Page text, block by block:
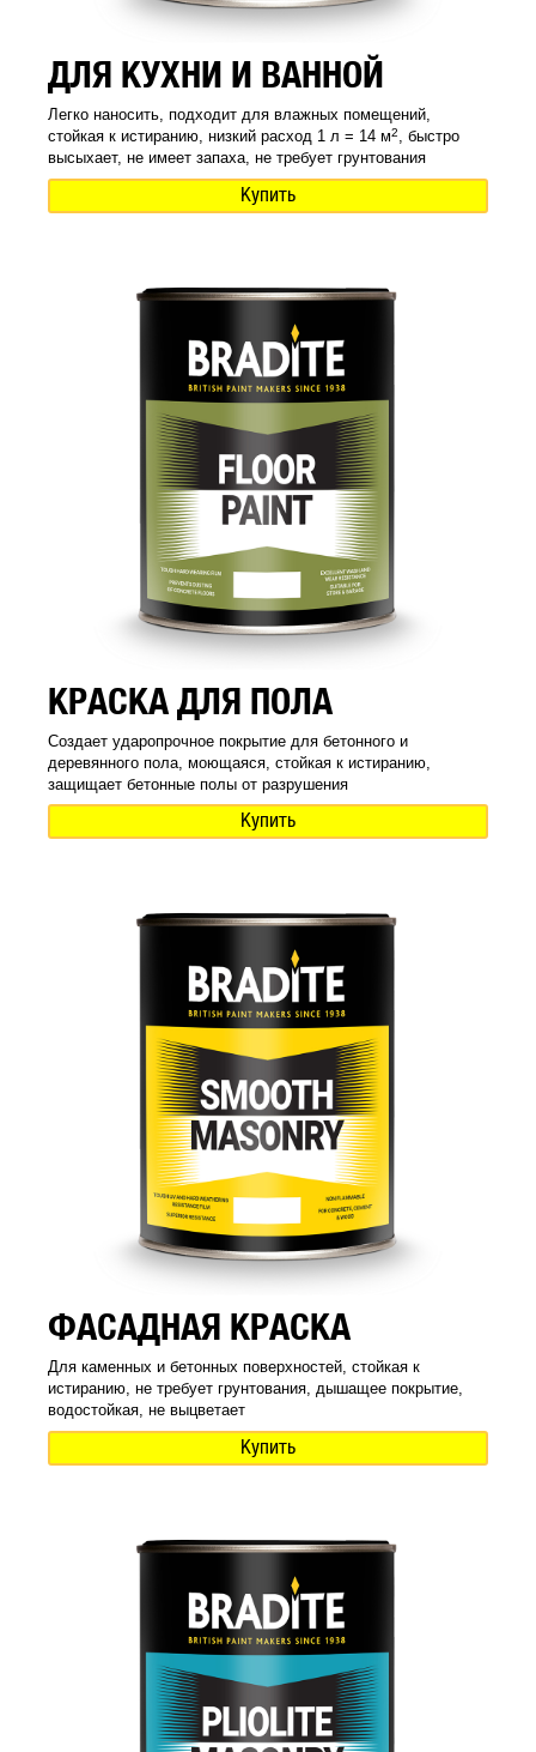
ДЛЯ КУХНИ И ВАННОЙ
Легко наносить, подходит для влажных помещений,
стойкая к истиранию, низкий расход 1 л = 14 м2, быстро
высыхает, не имеет запаха, не требует грунтования
Купить
КРАСКА ДЛЯ ПОЛА
Создает ударопрочное покрытие для бетонного и
деревянного пола, моющаяся, стойкая к истиранию,
защищает бетонные полы от разрушения
Купить
ФАСАДНАЯ КРАСКА
Для каменных и бетонных поверхностей, стойкая к
истиранию, не требует грунтования, дышащее покрытие,
водостойкая, не выцветает
Купить